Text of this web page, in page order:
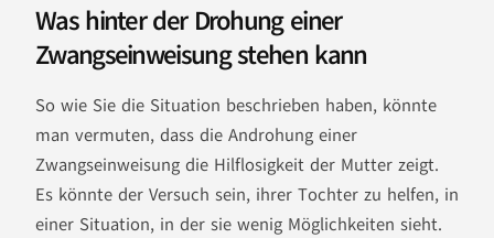
Was hinter der Drohung einer
Zwangseinweisung stehen kann
So wie Sie die Situation beschrieben haben, könnte
man vermuten, dass die Androhung einer
Zwangseinweisung die Hilflosigkeit der Mutter zeigt.
Es könnte der Versuch sein, ihrer Tochter zu helfen, in
einer Situation, in der sie wenig Möglichkeiten sieht.